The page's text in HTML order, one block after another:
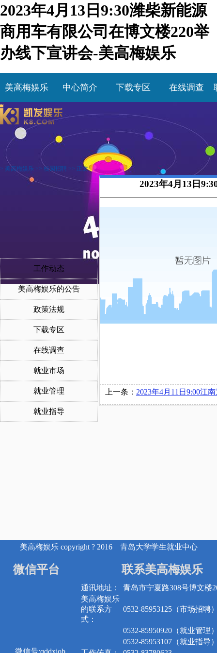
2023年4月13日9:30潍柴新能源
商用车有限公司在博文楼220举
办线下宣讲会-美高梅娱乐
美高梅娱乐 中心简介 下载专区 在线调查
> 美高梅娱乐 >> 校园招聘 >> 正文
工作动态
美高梅娱乐的公告
政策法规
下载专区
在线调查
就业市场
就业管理
就业指导
2023年4月13日
上一条： 2023年4月11日9:00江南造船（集团）有限责任公司在博
美高梅娱乐 copyright ? 2016 青岛大学学生就业中心
微信平台
微信号:qddxjob
联系美高梅娱乐
通讯地址：
青岛市宁夏路308号博文楼
美高梅娱乐
的联系方
式：
0532-85953125（市场招聘
0532-85950920（就业管理
0532-85953107（就业指导